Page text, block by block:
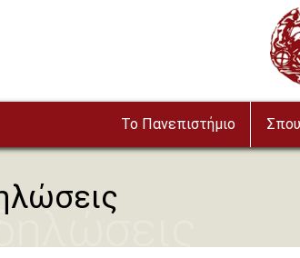
To Πανεπιστήμιο